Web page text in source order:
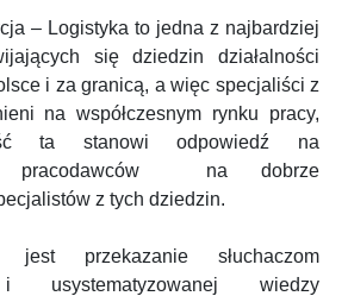
– Logistyka to jedna z najbardziej
się dziedzin działalności
i za granicą, a więc specjaliści z
na współczesnym rynku pracy,
ta stanowi odpowiedź na
pracodawców na dobrze
z tych dziedzin.
przekazanie słuchaczom
i usystematyzowanej wiedzy